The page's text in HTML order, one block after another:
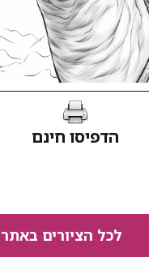
הדפיסו חינם
לכל הציורים באתר